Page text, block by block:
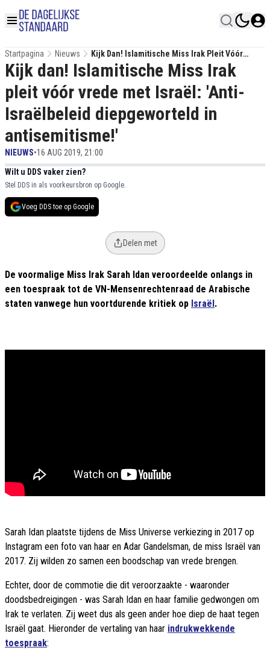
Startpagina Nieuws
Kijk Dan! Islamitische Miss Irak Pleit Vóór
Vrede Met Israël: 'Anti-Israëlbeleid
Diepgeworteld In Antisemitisme!'
Kijk dan! Islamitische Miss Irak
pleit vóór vrede met Israël: 'Anti-
Israëlbeleid diepgeworteld in
antisemitisme!'
NIEUWS•16 AUG 2019, 21:00
Wilt u DDS vaker zien?
Stel DDS in als voorkeursbron op Google.
Voeg DDS toe op Google
Delen met
De voormalige Miss Irak Sarah Idan veroordeelde onlangs in
een toespraak tot de VN-Mensenrechtenraad de Arabische
staten vanwege hun voortdurende kritiek op Israël .
Sarah Idan plaatste tijdens de Miss Universe verkiezing in 2017 op
Instagram een foto van haar en Adar Gandelsman, de miss Israël van
2017. Zij wilden zo samen een boodschap van vrede brengen.
Echter, door de commotie die dit veroorzaakte - waaronder
doodsbedreigingen - was Sarah Idan en haar familie gedwongen om
Irak te verlaten. Zij weet dus als geen ander hoe diep de haat tegen
Israël gaat. Hieronder de vertaling van haar indrukwekkende
toespraak: